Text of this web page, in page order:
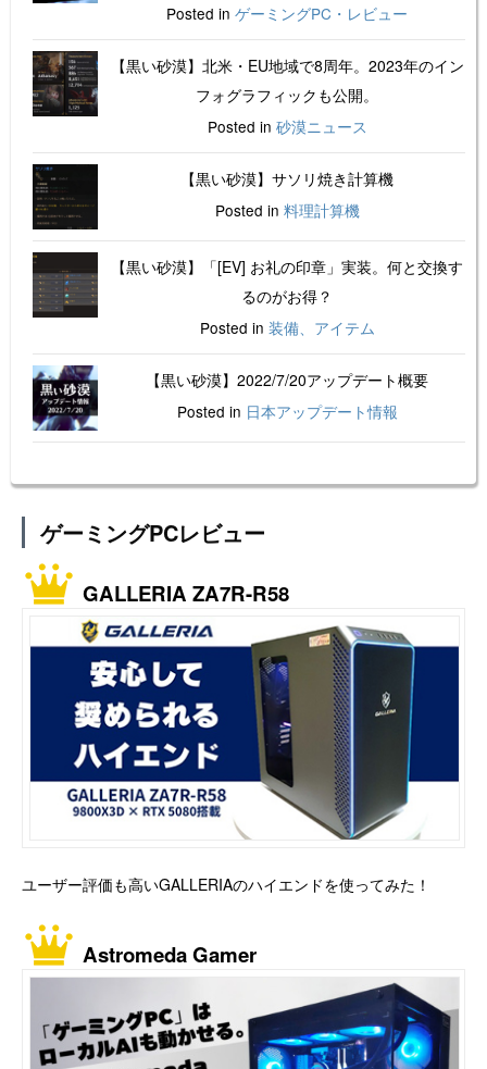
Posted in ゲーミングPC・レビュー
【黒い砂漠】北米・EU地域で8周年。2023年のイン
フォグラフィックも公開。
Posted in 砂漠ニュース
【黒い砂漠】サソリ焼き計算機
Posted in 料理計算機
【黒い砂漠】「[EV] お礼の印章」実装。何と交換す
るのがお得？
Posted in 装備、アイテム
【黒い砂漠】2022/7/20アップデート概要
Posted in 日本アップデート情報
ゲーミングPCレビュー
GALLERIA ZA7R-R58
ユーザー評価も高いGALLERIAのハイエンドを使ってみた！
Astromeda Gamer